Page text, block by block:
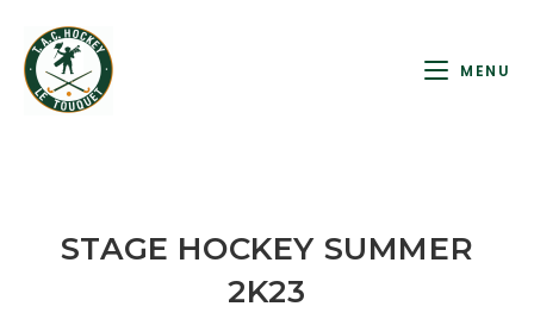
MENU
STAGE HOCKEY SUMMER
2K23